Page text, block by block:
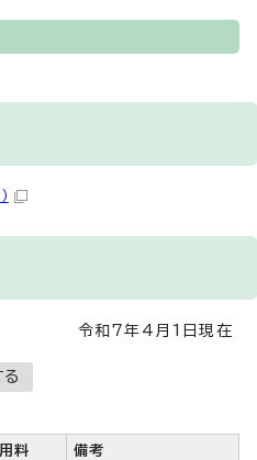
令和7年4月1日現在
料
備考